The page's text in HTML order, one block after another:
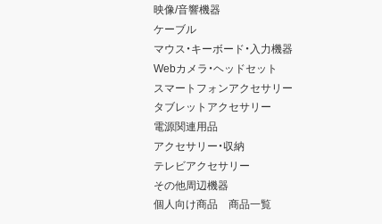
映像/音響機器
ケーブル
マウス・キーボード・入力機器
Webカメラ・ヘッドセット
スマートフォンアクセサリー
タブレットアクセサリー
電源関連用品
アクセサリー・収納
テレビアクセサリー
その他周辺機器
個人向け商品 商品一覧